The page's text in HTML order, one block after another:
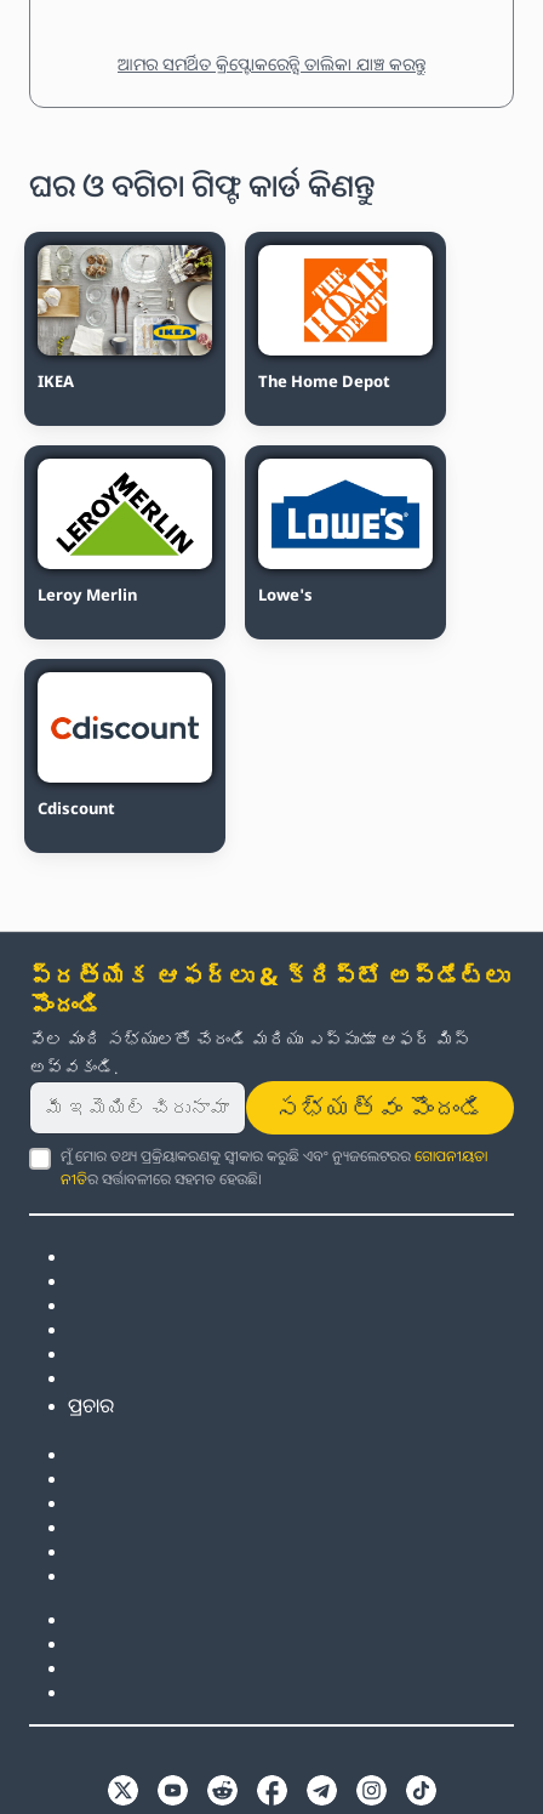
ଆମର ସମର୍ଥିତ କ୍ରିପ୍ଟୋକରେନ୍ସି ତାଲିକା ଯାଞ୍ଚ କରନ୍ତୁ
ଘର ଓ ବଗିଚା ଗିଫ୍ଟ କାର୍ଡ କିଣନ୍ତୁ
IKEA The Home Depot
Leroy Merlin Lowe's
Cdiscount
ప్రత్యేక ఆఫర్లు & క్రిప్టో అప్‌డేట్‌లు
పొందండి
వేల మంది సభ్యులతో చేరండి మరియు ఎప్పుడూ ఆఫర్ మిస్
అవ్వకండి.
సభ్యత్వం పొందండి
ମୁଁ ମୋର ତଥ୍ୟ ପ୍ରକ୍ରିୟାକରଣକୁ ସ୍ୱୀକାର କରୁଛି ଏବଂ ନ୍ୟୁଜଲେଟରରଗୋପନୀୟତା
ନୀତିର ସର୍ତ୍ତାବଳୀରେ ସହମତ ହେଉଛି।
ପ୍ରଚାର